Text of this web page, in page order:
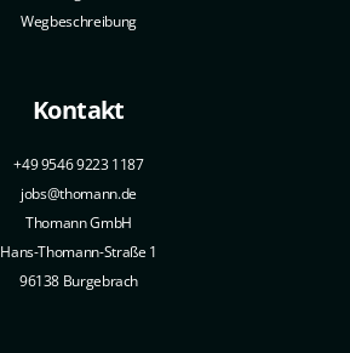
Wegbeschreibung
Kontakt
+49 9546 9223 1187
jobs@thomann.de
Thomann GmbH
Hans-Thomann-Straße 1
96138 Burgebrach